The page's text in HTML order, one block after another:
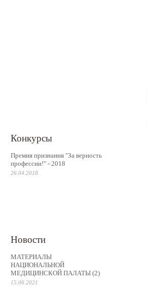
Конкурсы
Премия признания "За верность
профессии!" - 2018
26.04.2018
Новости
МАТЕРИАЛЫ
НАЦИОНАЛЬНОЙ
МЕДИЦИНСКОЙ ПАЛАТЫ (2)
15.06.2021